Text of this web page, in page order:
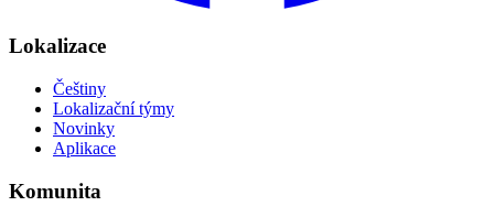
Lokalizace
Češtiny
Lokalizační týmy
Novinky
Aplikace
Komunita